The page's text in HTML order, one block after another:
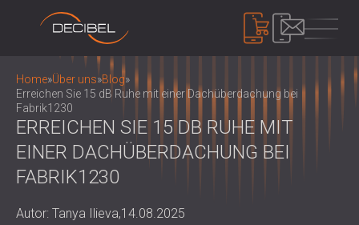
PRODUKTE
SCHALLDÄMMUNG
SCHALLSCHUTZ FÜR DIE WAND
SCHALLSCHUTZ FÜR DECKEN
SCHALLSCHUTZ TÜREN
AKUSTIKPLATTEN
Home»Über uns»Blog»
Erreichen Sie 15 dB Ruhe mit einer Dachüberdachung bei
Fabrik1230
ERREICHEN SIE 15 DB RUHE MIT
EINER DACHÜBERDACHUNG BEI
FABRIK1230
Autor: Tanya Ilieva,14.08.2025